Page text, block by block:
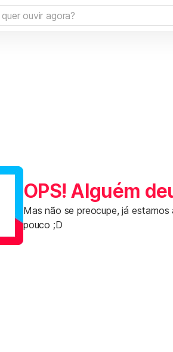
OPS! Alguém
Mas não se preocupe, já
pouco ;D